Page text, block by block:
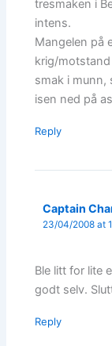
tresmaken i
intens.
Mangelen på
krig/
smak i
isen ned på
Reply
Captain
23/04/2008 at
Ble litt for lite
godt selv.
Reply